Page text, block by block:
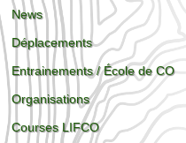
News
Déplacements
Entrainements / École de CO
Organisations
Courses LIFCO